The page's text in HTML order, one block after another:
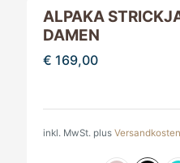
ALPAKA
DAMEN
€ 169,00
inkl. MwSt. plus Versandkosten